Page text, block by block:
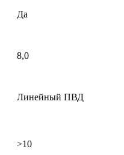
Да
8,0
Линейный ПВД
>10